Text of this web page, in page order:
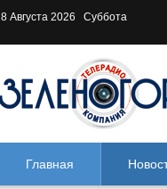
Версия для
8 Августа 2026 Суббота
Главная